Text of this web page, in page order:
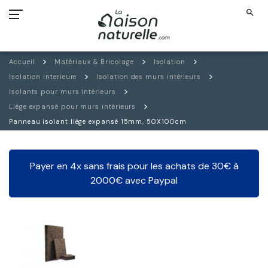
search
Accueil Matériaux & Bricolage
Isolation
Isolation interieure
Isolation des murs intérieurs
Isolants pour murs intérieurs
Liège expansé pour murs intérieurs
Panneau isolant liège expansé 15mm, 50X100cm
Payer en 4x sans frais pour les achats de 30€ à
2000€ avec Paypal